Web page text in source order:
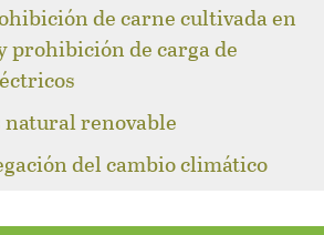
de carne cultivada en
prohibición de carga de
natural renovable
del cambio climático